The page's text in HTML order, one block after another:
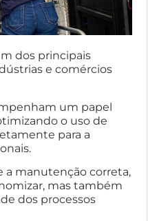
dos principais
e comércios
um papel
o uso de
para a
a manutenção correta,
mas também
dos processos